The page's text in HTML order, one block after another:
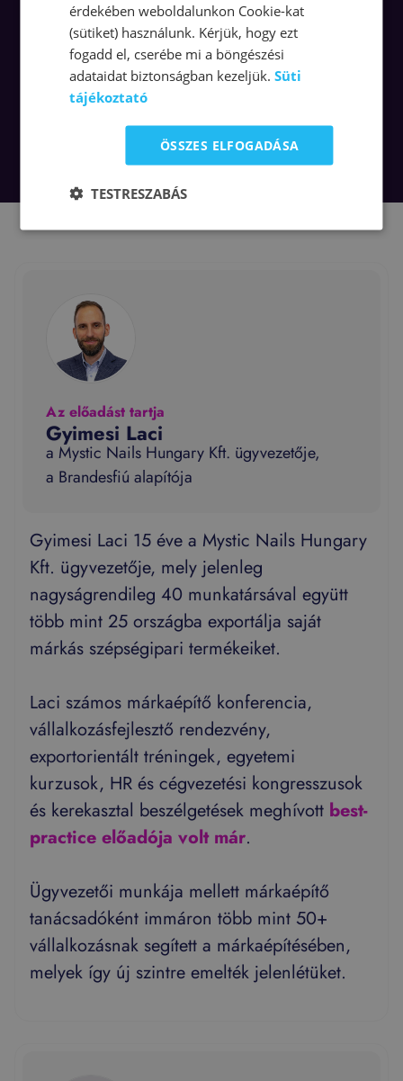
JÓL HANGZIK, OTT A
HELYEM!
Az előadást tartja
Gyimesi Laci
a Mystic Nails Hungary Kft. ügyvezetője,
a Brandesfiú alapítója
Gyimesi Laci 15 éve a Mystic Nails Hungary
Kft. ügyvezetője, mely jelenleg
nagyságrendileg 40 munkatársával együtt
több mint 25 országba exportálja saját
márkás szépségipari termékeiket.
Laci számos márkaépítő konferencia,
vállalkozásfejlesztő rendezvény,
exportorientált tréningek, egyetemi
kurzusok, HR és cégvezetési kongresszusok
és kerekasztal beszélgetések meghívott best-
practice előadója volt már.
Ügyvezetői munkája mellett márkaépítő
tanácsadóként immáron több mint 50+
vállalkozásnak segített a márkaépítésében,
melyek így új szintre emelték jelenlétüket.
érdekében weboldalunkon Cookie-kat
(sütiket) használunk. Kérjük, hogy ezt
fogadd el, cserébe mi a böngészési
adataidat biztonságban kezeljük. Süti
tájékoztató
ÖSSZES ELFOGADÁSA
TESTRESZABÁS